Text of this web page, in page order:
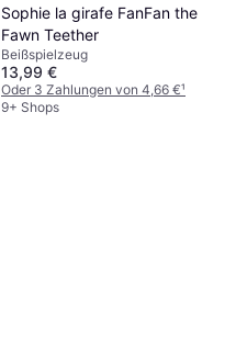
Sophie la girafe FanFan the
Fawn Teether
Beißspielzeug
13,99 €
Oder 3 Zahlungen von 4,66 €¹
9+ Shops